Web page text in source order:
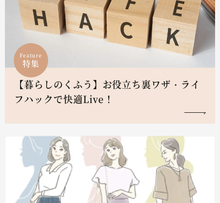
Feature
特集
【暮らしのくふう】お役立ち裏ワザ・ライ
フハックで快適Live！